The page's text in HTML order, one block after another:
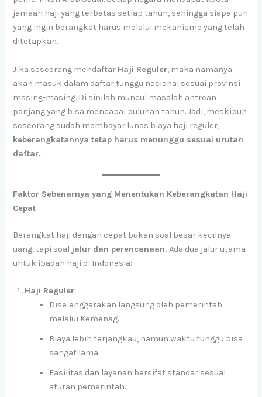
jamaah haji yang terbatas setiap tahun, sehingga siapa pun
yang ingin berangkat harus melalui mekanisme yang telah
ditetapkan.
Jika seseorang mendaftar Haji Reguler, maka namanya
akan masuk dalam daftar tunggu nasional sesuai provinsi
masing-masing. Di sinilah muncul masalah antrean
panjang yang bisa mencapai puluhan tahun. Jadi, meskipun
seseorang sudah membayar lunas biaya haji reguler,
keberangkatannya tetap harus menunggu sesuai urutan
daftar.
Faktor Sebenarnya yang Menentukan Keberangkatan Haji
Cepat
Berangkat haji dengan cepat bukan soal besar kecilnya
uang, tapi soal jalur dan perencanaan. Ada dua jalur utama
untuk ibadah haji di Indonesia:
Haji Reguler
Diselenggarakan langsung oleh pemerintah
melalui Kemenag.
Biaya lebih terjangkau, namun waktu tunggu bisa
sangat lama.
Fasilitas dan layanan bersifat standar sesuai
aturan pemerintah.